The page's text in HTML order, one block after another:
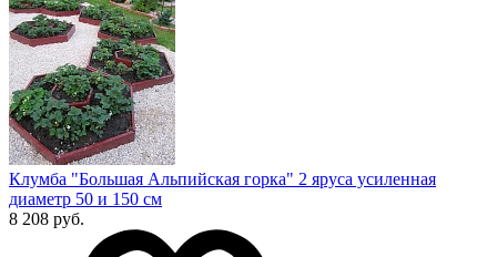
Клумба "Большая Альпийская горка" 2 яруса усиленная
диаметр 50 и 150 см
8 208 руб.